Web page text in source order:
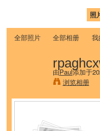
照
全部照片 全部相册
由Paul添加于
浏览相册